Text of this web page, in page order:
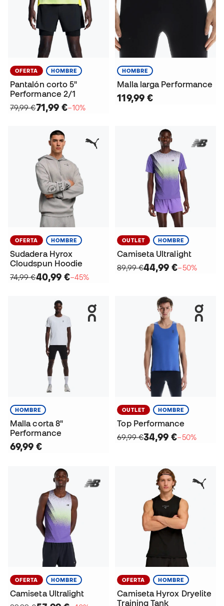
OFERTA HOMBRE
Pantalón corto 5"
Performance 2/1
79,99 €71,99 €−10%
HOMBRE
Malla larga Performance
119,99 €
OFERTA HOMBRE
Sudadera Hyrox
Cloudspun Hoodie
74,99 €40,99 €−45%
OUTLET HOMBRE
Camiseta Ultralight
89,99 €44,99 €−50%
HOMBRE
Malla corta 8"
Performance
69,99 €
OUTLET HOMBRE
Top Performance
69,99 €34,99 €−50%
OFERTA HOMBRE
Camiseta Ultralight
OFERTA HOMBRE
Camiseta Hyrox Dryelite
Training Tank